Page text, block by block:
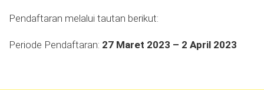
Pendaftaran melalui tautan berikut:
Periode Pendaftaran: 27 Maret 2023 – 2 April 2023